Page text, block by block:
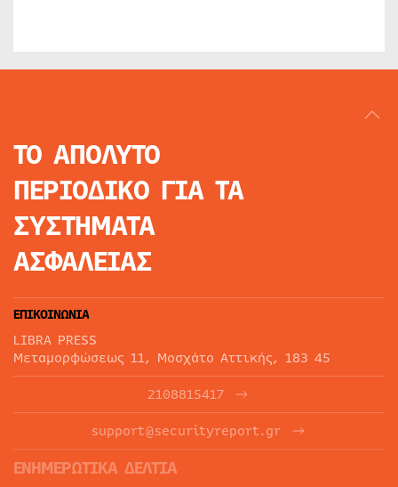
ΤΟ ΑΠΟΛΥΤΟ
ΠΕΡΙΟΔΙΚΟ ΓΙΑ ΤΑ
ΣΥΣΤΗΜΑΤΑ
ΑΣΦΑΛΕΙΑΣ
ΕΠΙΚΟΙΝΩΝΙΑ
LIBRA PRESS
Μεταμορφώσεως 11, Μοσχάτο Αττικής, 183 45
2108815417
support@securityreport.gr
ΕΝΗΜΕΡΩΤΙΚΑ ΔΕΛΤΙΑ